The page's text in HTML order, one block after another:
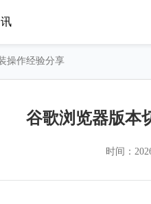
操作经验分享
谷歌浏览器版本
时间：